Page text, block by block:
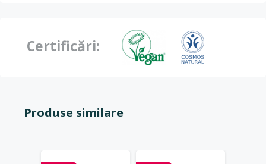
Certificări:
Produse similare